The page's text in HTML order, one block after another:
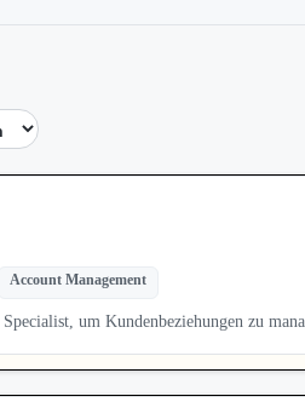
Account Management
um Kundenbeziehungen zu